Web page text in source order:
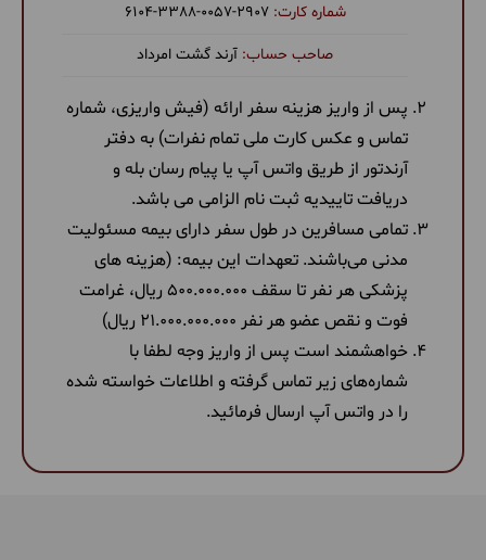
6104-3388-0057-2907
آرند گشت امرداد
پس از واریز هزینه سفر ارائه (فیش واریزی، شماره
تماس و عکس کارت ملی تمام نفرات) به دفتر
آرندتور از طریق واتس آپ یا پیام رسان بله و
دریافت تاییدیه ثبت نام الزامی می باشد.
تمامی مسافرین در طول سفر دارای بیمه مسئولیت
مدنی می‌باشند. تعهدات این بیمه: (هزینه های
پزشکی هر نفر تا سقف 500.000.000 ریال، غرامت
فوت و نقص عضو هر نفر 21.000.000.000 ریال)
خواهشمند است پس از واریز وجه لطفا با
شماره‌های زیر تماس گرفته و اطلاعات خواسته شده
را در واتس آپ ارسال فرمائید.